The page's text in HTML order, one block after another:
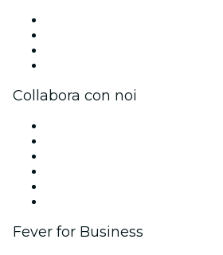
Collabora con noi
Fever for Business